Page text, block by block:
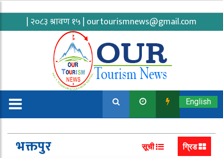
| २०८३ श्रावण १५ | ourtourismnews@gmail.com
English
भक्तपुर सूची ग्रिड